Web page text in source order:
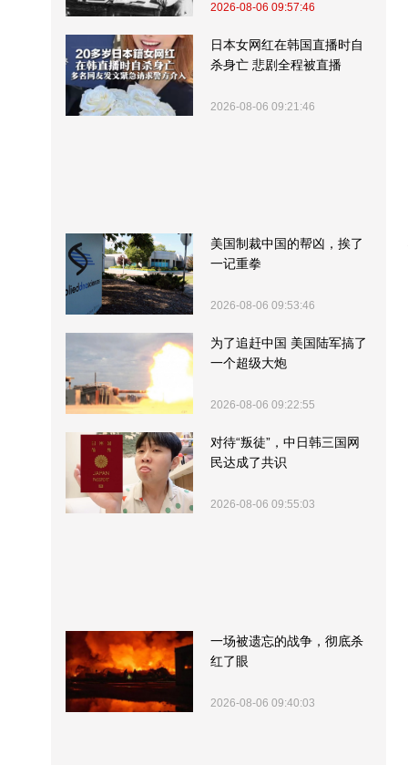
2026-08-06 09:57:46
日本女网红在韩国直播时自
杀身亡 悲剧全程被直播
2026-08-06 09:21:46
美国制裁中国的帮凶，挨了
一记重拳
2026-08-06 09:53:46
为了追赶中国 美国陆军搞了
一个超级大炮
2026-08-06 09:22:55
对待“叛徒”，中日韩三国网
民达成了共识
2026-08-06 09:55:03
一场被遗忘的战争，彻底杀
红了眼
2026-08-06 09:40:03